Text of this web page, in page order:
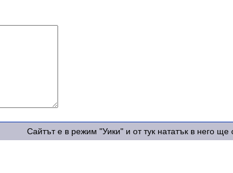
Сайтът е в режим "Уики" и от тук нататък в него